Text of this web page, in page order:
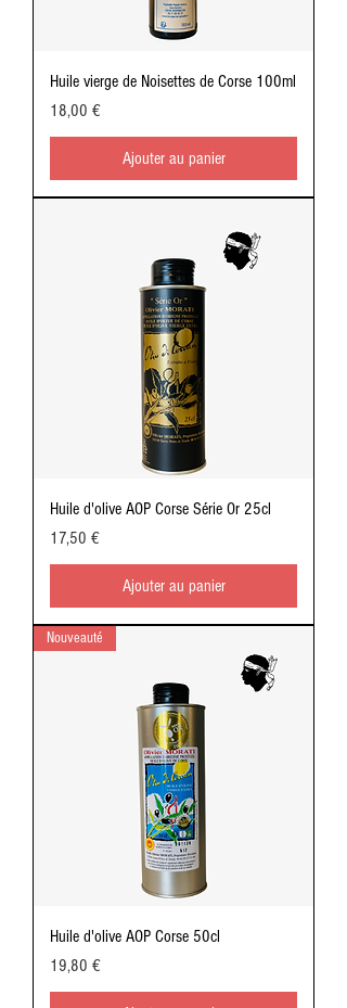
Huile vierge de Noisettes de Corse 100ml
Prix
18,00 €
Ajouter au panier
Huile d'olive AOP Corse Série Or 25cl
Prix
17,50 €
Ajouter au panier
Nouveauté
Huile d'olive AOP Corse 50cl
Prix
19,80 €